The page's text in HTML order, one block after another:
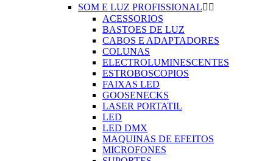
SOM E LUZ PROFISSIONAL 
ACESSORIOS
BASTOES DE LUZ
CABOS E ADAPTADORES
COLUNAS
ELECTROLUMINESCENTES
ESTROBOSCOPIOS
FAIXAS LED
GOOSENECKS
LASER PORTATIL
LED
LED DMX
MAQUINAS DE EFEITOS
MICROFONES